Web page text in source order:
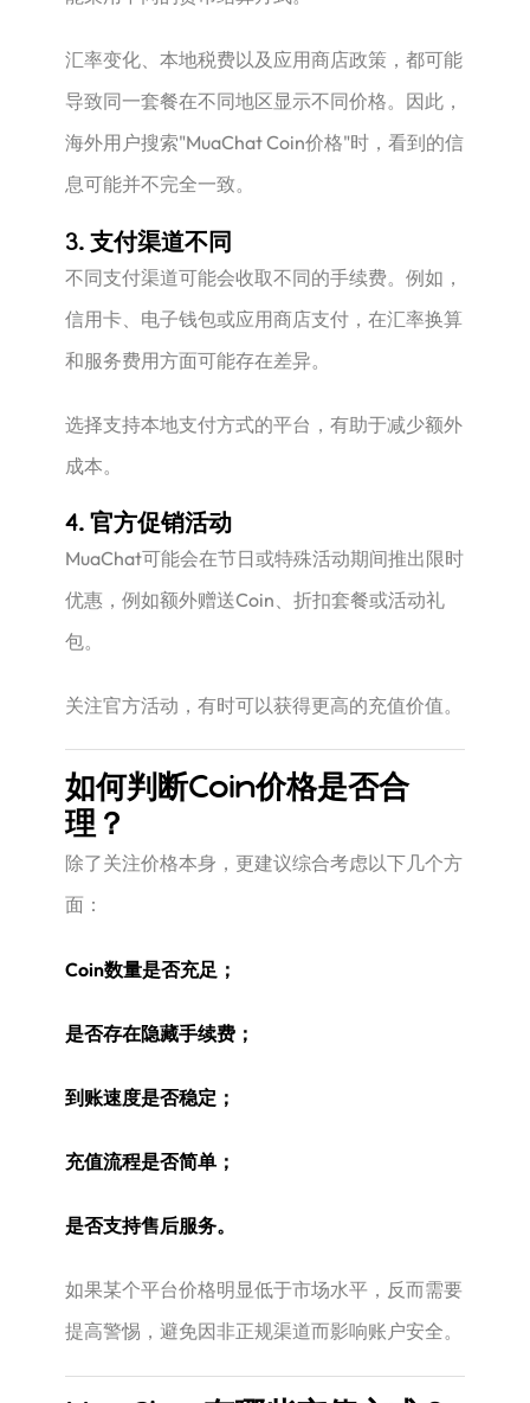
汇率变化、本地税费以及应用商店政策，都可能
导致同一套餐在不同地区显示不同价格。因此，
海外用户搜索"MuaChat Coin价格"时，看到的信
息可能并不完全一致。
3. 支付渠道不同
不同支付渠道可能会收取不同的手续费。例如，
信用卡、电子钱包或应用商店支付，在汇率换算
和服务费用方面可能存在差异。
选择支持本地支付方式的平台，有助于减少额外
成本。
4. 官方促销活动
MuaChat可能会在节日或特殊活动期间推出限时
优惠，例如额外赠送Coin、折扣套餐或活动礼
包。
关注官方活动，有时可以获得更高的充值价值。
如何判断Coin价格是否合
理？
除了关注价格本身，更建议综合考虑以下几个方
面：
Coin数量是否充足；
是否存在隐藏手续费；
到账速度是否稳定；
充值流程是否简单；
是否支持售后服务。
如果某个平台价格明显低于市场水平，反而需要
提高警惕，避免因非正规渠道而影响账户安全。